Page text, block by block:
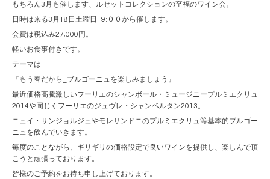
もちろん3月も催します、ルセットコレクションの至福のワイン会。
日時は来る3月18日土曜日19:００から催します。
会費は税込み27,000円。
軽いお食事付きです。
テーマは
『もう春だから_ブルゴーニュを楽しみましょう』
最近価格高騰激しいフーリエのシャンボール・ミュージニープルミエクリュ
2014や同じくフーリエのジュヴレ・シャンベルタン2013。
ニュイ・サンジョルジュやモレサンドニのプルミエクリュ等基本的ブルゴー
ニュを飲んでいきます。
毎度のことながら、ギリギリの価格設定で良いワインを提供し、楽しんで頂
こうと頑張っております。
皆様のご予約をお待ち申し上げております。